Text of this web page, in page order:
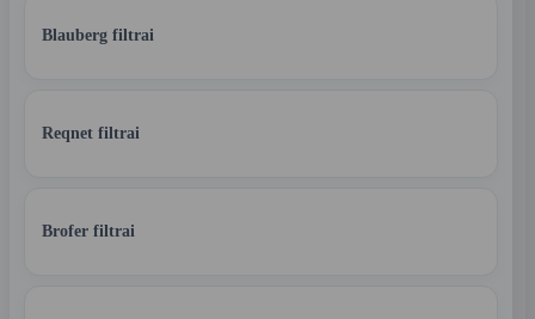
Blauberg filtrai
Reqnet filtrai
Brofer filtrai